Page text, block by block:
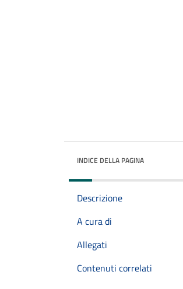
INDICE DELLA PAGINA
Descrizione
A cura di
Allegati
Contenuti correlati